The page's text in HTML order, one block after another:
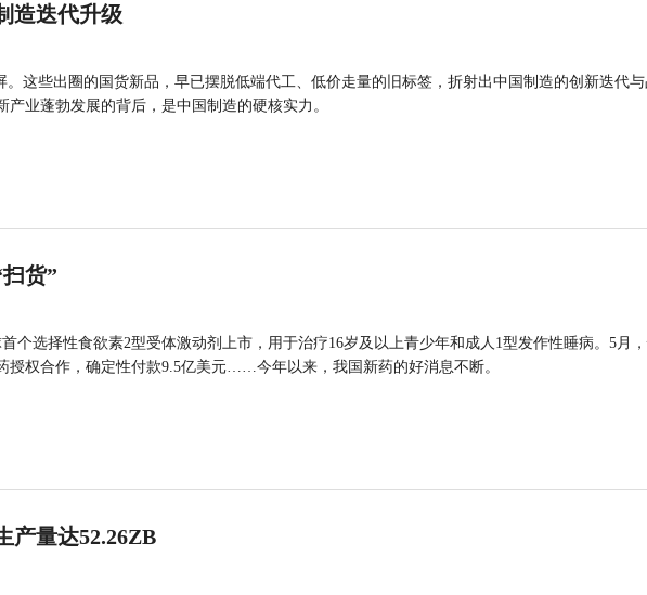
造迭代升级
。这些出圈的国货新品，早已摆脱低端代工、低价走量的旧标签，折射出中国制造的创新迭代
业蓬勃发展的背后，是中国制造的硬核实力。
货”
个选择性食欲素2型受体激动剂上市，用于治疗16岁及以上青少年和成人1型发作性睡病。5月
授权合作，确定性付款9.5亿美元……今年以来，我国新药的好消息不断。
产量达52.26ZB